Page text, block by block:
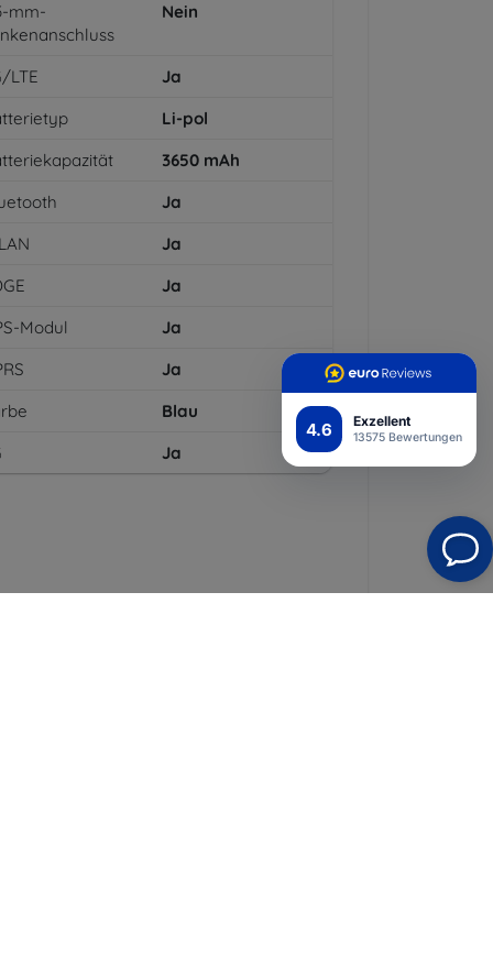
4.6 Exzellent
13575 Bewertungen
mm-
Nein
LTE
Ja
Li-pol
3650 mAh
Ja
Ja
Ja
Modul
Ja
Ja
Blau
Ja